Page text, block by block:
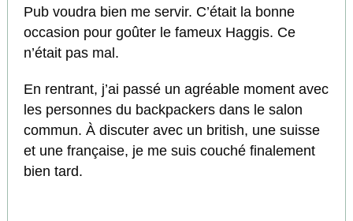
Pub voudra bien me servir. C’était la bonne
occasion pour goûter le fameux Haggis. Ce
n’était pas mal.
En rentrant, j’ai passé un agréable moment avec
les personnes du backpackers dans le salon
commun. À discuter avec un british, une suisse
et une française, je me suis couché finalement
bien tard.